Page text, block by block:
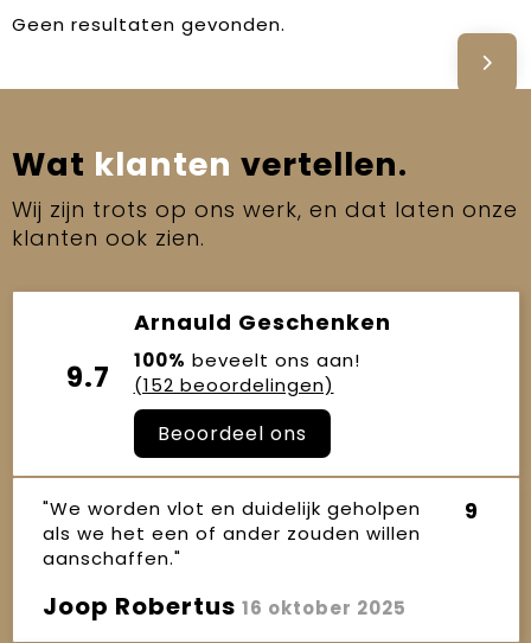
Geen resultaten gevonden.
Wat klanten vertellen.
Wij zijn trots op ons werk, en dat laten onze
klanten ook zien.
9.7
Arnauld Geschenken
100% beveelt ons aan!
(152 beoordelingen)
Beoordeel ons
"We worden vlot en duidelijk geholpen
als we het een of ander zouden willen
aanschaffen."
9
Joop Robertus 16 oktober 2025